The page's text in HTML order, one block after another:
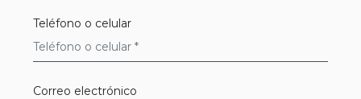
Requerido
Teléfono o celular
Requerido
Correo electrónico